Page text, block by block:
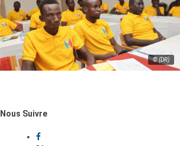
© (DR)
Nous Suivre